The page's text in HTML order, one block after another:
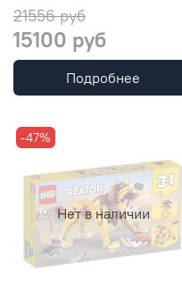
21556 руб
15100 руб
Подробнее
Нет в наличии
-47%